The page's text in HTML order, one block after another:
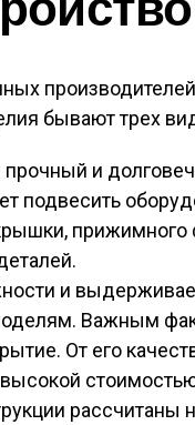
бывают трех
и
подвесить
прижимного
и
Важным
От его
рассчитаны